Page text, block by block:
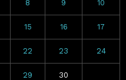
8 9 10
15 16 17
22 23 24
29 30